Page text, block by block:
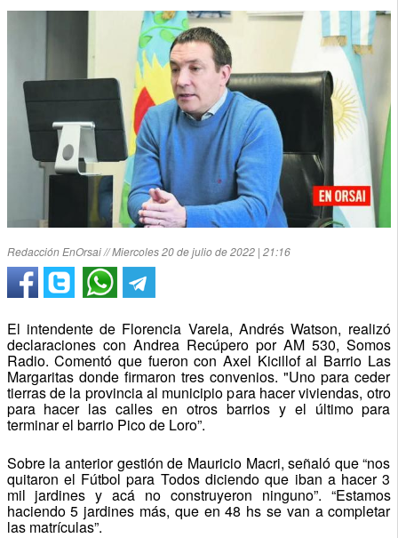
Redacción EnOrsai // Miercoles 20 de julio de 2022 | 21:16
El intendente de Florencia Varela, Andrés Watson, realizó
declaraciones con Andrea Recúpero por AM 530, Somos
Radio. Comentó que fueron con Axel Kicillof al Barrio Las
Margaritas donde firmaron tres convenios. "Uno para ceder
tierras de la provincia al municipio para hacer viviendas, otro
para hacer las calles en otros barrios y el último para
terminar el barrio Pico de Loro”.
Sobre la anterior gestión de Mauricio Macri, señaló que “nos
quitaron el Fútbol para Todos diciendo que iban a hacer 3
mil jardines y acá no construyeron ninguno”. “Estamos
haciendo 5 jardines más, que en 48 hs se van a completar
las matrículas”.